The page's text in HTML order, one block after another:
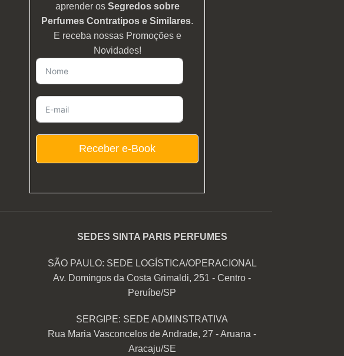
aprender os Segredos sobre
Perfumes Contratipos e Similares.
E receba nossas Promoções e
Novidades!
Receber e-Book
SEDES SINTA PARIS PERFUMES
SÃO PAULO: SEDE LOGÍSTICA/OPERACIONAL
Av. Domingos da Costa Grimaldi, 251 - Centro -
Peruíbe/SP
SERGIPE: SEDE ADMINSTRATIVA
Rua Maria Vasconcelos de Andrade, 27 - Aruana -
Aracaju/SE